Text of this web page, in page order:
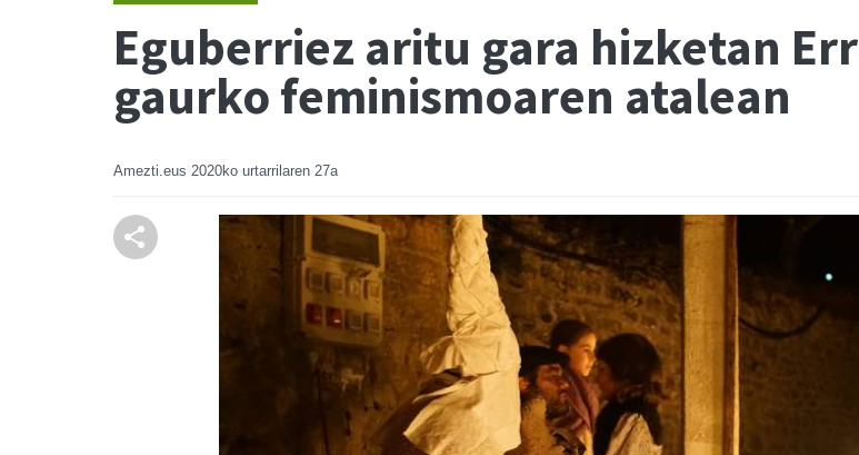
Eguberriez aritu gara hizketan
gaurko feminismoaren atalean
Amezti.eus 2020ko urtarrilaren 27a